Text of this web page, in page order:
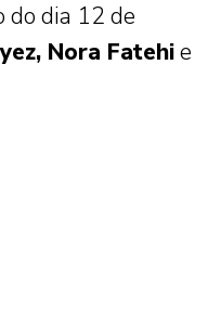
do dia 12 de
Nora Fatehie